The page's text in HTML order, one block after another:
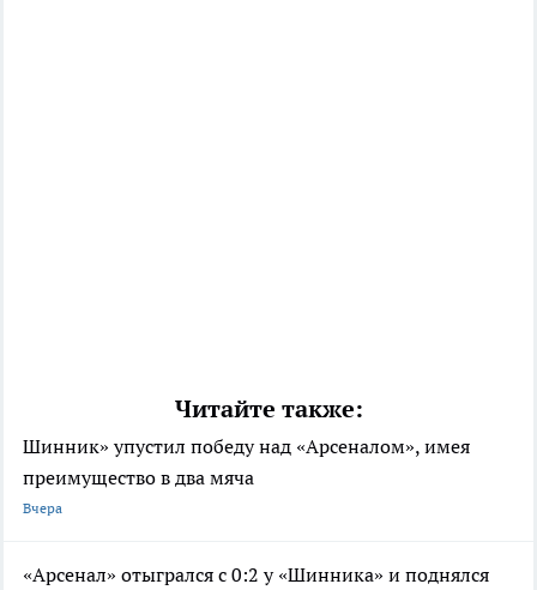
Читайте также:
Шинник» упустил победу над «Арсеналом», имея
преимущество в два мяча
Вчера
«Арсенал» отыгрался с 0:2 у «Шинника» и поднялся